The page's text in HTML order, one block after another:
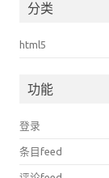
分类
html5
功能
登录
条目feed